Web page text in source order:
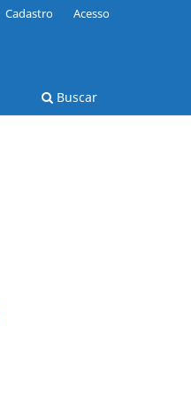
Buscar
Cadastro Acesso